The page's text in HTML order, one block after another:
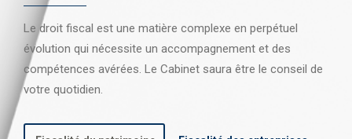
Le droit fiscal est une matière complexe en perpétuel
évolution qui nécessite un accompagnement et des
compétences avérées. Le Cabinet saura être le conseil de
votre quotidien.